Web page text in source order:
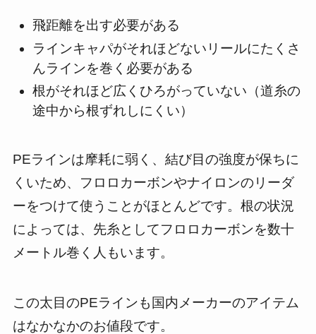
飛距離を出す必要がある
ラインキャパがそれほどないリールにたくさ
んラインを巻く必要がある
根がそれほど広くひろがっていない（道糸の
途中から根ずれしにくい）
PEラインは摩耗に弱く、結び目の強度が保ちに
くいため、フロロカーボンやナイロンのリーダ
ーをつけて使うことがほとんどです。根の状況
によっては、先糸としてフロロカーボンを数十
メートル巻く人もいます。
この太目のPEラインも国内メーカーのアイテム
はなかなかのお値段です。